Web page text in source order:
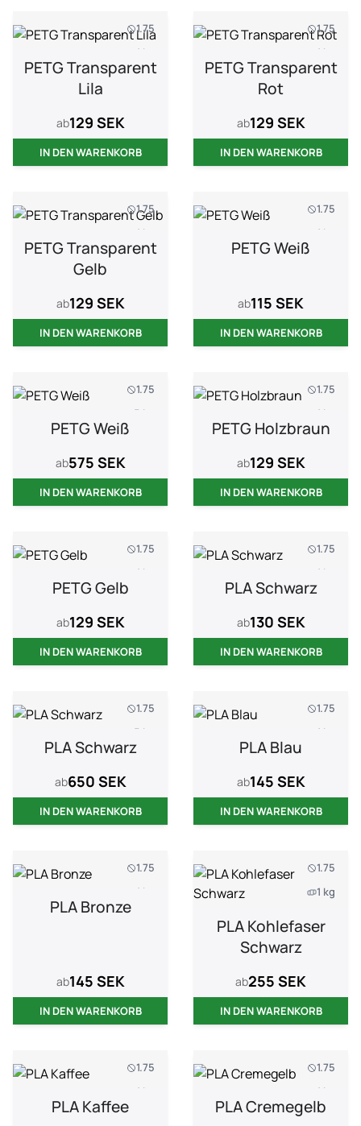
1.75
1 kg
PETG Transparent
Lila
ab129 SEK
IN DEN WARENKORB
1.75
1 kg
PETG Transparent
Rot
ab129 SEK
IN DEN WARENKORB
1.75
1 kg
PETG Transparent
Gelb
ab129 SEK
IN DEN WARENKORB
1.75
1 kg
PETG Weiß
ab115 SEK
IN DEN WARENKORB
1.75
5 kg
PETG Weiß
ab575 SEK
IN DEN WARENKORB
1.75
1 kg
PETG Holzbraun
ab129 SEK
IN DEN WARENKORB
1.75
1 kg
PETG Gelb
ab129 SEK
IN DEN WARENKORB
1.75
1 kg
PLA Schwarz
ab130 SEK
IN DEN WARENKORB
1.75
5 kg
PLA Schwarz
ab650 SEK
IN DEN WARENKORB
1.75
1 kg
PLA Blau
ab145 SEK
IN DEN WARENKORB
1.75
1 kg
PLA Bronze
ab145 SEK
IN DEN WARENKORB
1.75
1 kg
PLA Kohlefaser
Schwarz
ab255 SEK
IN DEN WARENKORB
1.75
1 kg
PLA Kaffee
1.75
1 kg
PLA Cremegelb